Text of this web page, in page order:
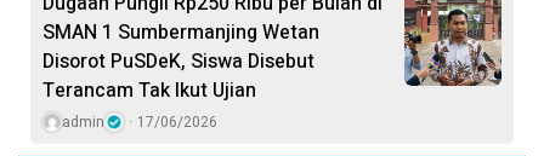
SMAN 1 Sumbermanjing Wetan
Disorot PuSDeK, Siswa Disebut
Terancam Tak Ikut Ujian
admin 17/06/2026